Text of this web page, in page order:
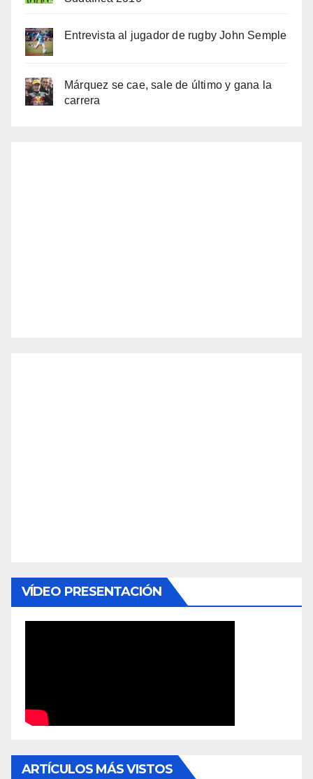
Entrevista al jugador de rugby John Semple
Márquez se cae, sale de último y gana la
carrera
VÍDEO PRESENTACIÓN
ARTÍCULOS MÁS VISTOS